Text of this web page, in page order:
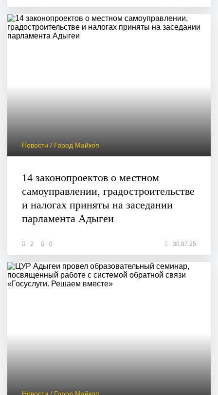
Новости / Город Майкоп
14 законопроектов о местном
самоуправлении, градостроительстве
и налогах приняты на заседании
парламента Адыгеи
2 0 30.07.25
Новости / Город Майкоп